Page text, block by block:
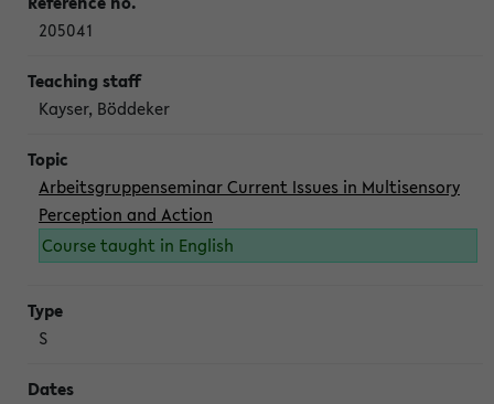
205041
Kayser, Böddeker
Arbeitsgruppenseminar Current Issues in Multisensory
Perception and Action
Course taught in English
S